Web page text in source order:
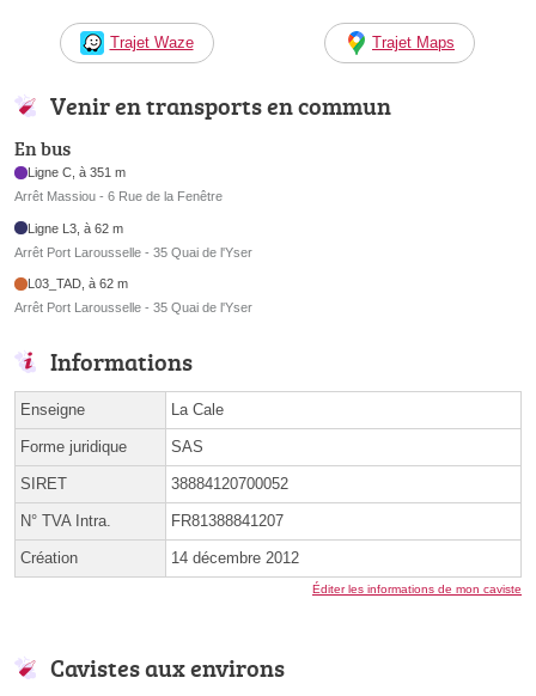
Trajet Waze Trajet Maps
Venir en transports en commun
En bus
Ligne C, à 351 m
Arrêt Massiou - 6 Rue de la Fenêtre
Ligne L3, à 62 m
Arrêt Port Larousselle - 35 Quai de l'Yser
L03_TAD, à 62 m
Arrêt Port Larousselle - 35 Quai de l'Yser
Informations
Enseigne La Cale
Forme juridique SAS
SIRET 38884120700052
N° TVA Intra. FR81388841207
Création 14 décembre 2012
Éditer les informations de mon caviste
Cavistes aux environs